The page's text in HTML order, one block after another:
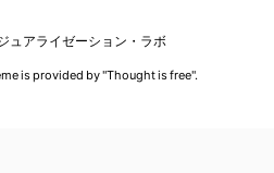
ュアライゼーション・ラボ
is provided by "Thought is free".